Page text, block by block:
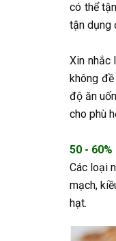
có thể
tận dụng
Xin nhắc
không
độ ăn
cho phù
50 -
Các loại
mạch,
hạt.